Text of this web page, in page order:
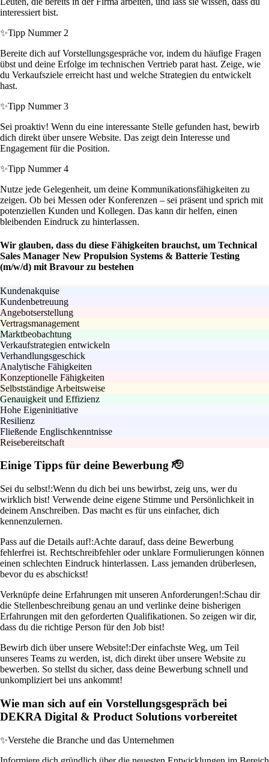
interessiert bist.
✨Tipp Nummer 2
Bereite dich auf Vorstellungsgespräche vor, indem du häufige Fragen
übst und deine Erfolge im technischen Vertrieb parat hast. Zeige, wie
du Verkaufsziele erreicht hast und welche Strategien du entwickelt
hast.
✨Tipp Nummer 3
Sei proaktiv! Wenn du eine interessante Stelle gefunden hast, bewirb
dich direkt über unsere Website. Das zeigt dein Interesse und
Engagement für die Position.
✨Tipp Nummer 4
Nutze jede Gelegenheit, um deine Kommunikationsfähigkeiten zu
zeigen. Ob bei Messen oder Konferenzen – sei präsent und sprich mit
potenziellen Kunden und Kollegen. Das kann dir helfen, einen
bleibenden Eindruck zu hinterlassen.
Wir glauben, dass du diese Fähigkeiten brauchst, um Technical
Sales Manager New Propulsion Systems & Batterie Testing
(m/w/d) mit Bravour zu bestehen
Kundenakquise
Kundenbetreuung
Angebotserstellung
Vertragsmanagement
Marktbeobachtung
Verkaufstrategien entwickeln
Verhandlungsgeschick
Analytische Fähigkeiten
Konzeptionelle Fähigkeiten
Selbstständige Arbeitsweise
Genauigkeit und Effizienz
Hohe Eigeninitiative
Resilienz
Fließende Englischkenntnisse
Reisebereitschaft
Einige Tipps für deine Bewerbung 🫡
Sei du selbst!:Wenn du dich bei uns bewirbst, zeig uns, wer du
wirklich bist! Verwende deine eigene Stimme und Persönlichkeit in
deinem Anschreiben. Das macht es für uns einfacher, dich
kennenzulernen.
Pass auf die Details auf!:Achte darauf, dass deine Bewerbung
fehlerfrei ist. Rechtschreibfehler oder unklare Formulierungen können
einen schlechten Eindruck hinterlassen. Lass jemanden drüberlesen,
bevor du es abschickst!
Verknüpfe deine Erfahrungen mit unseren Anforderungen!:Schau dir
die Stellenbeschreibung genau an und verlinke deine bisherigen
Erfahrungen mit den geforderten Qualifikationen. So zeigen wir dir,
dass du die richtige Person für den Job bist!
Bewirb dich über unsere Website!:Der einfachste Weg, um Teil
unseres Teams zu werden, ist, dich direkt über unsere Website zu
bewerben. So stellst du sicher, dass deine Bewerbung schnell und
unkompliziert bei uns ankommt!
Wie man sich auf ein Vorstellungsgespräch bei
DEKRA Digital & Product Solutions vorbereitet
✨Verstehe die Branche und das Unternehmen